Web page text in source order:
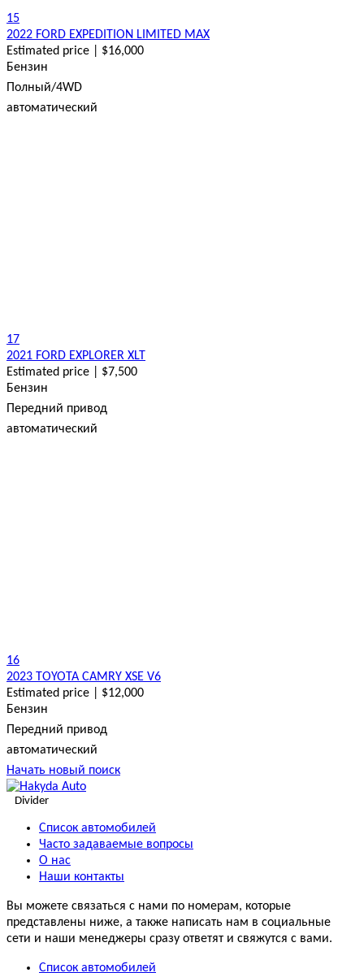
15
2022 FORD EXPEDITION LIMITED MAX
Estimated price | $16,000
Бензин
Полный/4WD
автоматический
17
2021 FORD EXPLORER XLT
Estimated price | $7,500
Бензин
Передний привод
автоматический
16
2023 TOYOTA CAMRY XSE V6
Estimated price | $12,000
Бензин
Передний привод
автоматический
Начать новый поиск
Divider
Список автомобилей
Часто задаваемые вопросы
О нас
Наши контакты
Вы можете связаться с нами по номерам, которые
представлены ниже, а также написать нам в социальные
сети и наши менеджеры сразу ответят и свяжутся с вами.
Список автомобилей